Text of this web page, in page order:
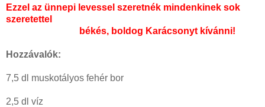
Ezzel az ünnepi levessel szeretnék mindenkinek sok
szeretettel
békés, boldog Karácsonyt kívánni!
Hozzávalók:
7,5 dl muskotályos fehér bor
2,5 dl víz